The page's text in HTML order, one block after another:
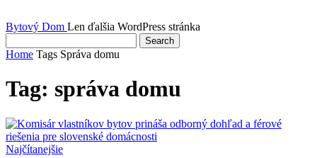
Bytový Dom Len ďalšia WordPress stránka
Home Tags Správa domu
Tag: správa domu
Najčítanejšie